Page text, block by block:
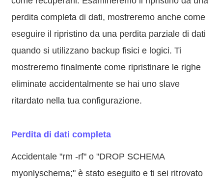
perdita completa di dati, mostreremo anche come
eseguire il ripristino da una perdita parziale di dati
quando si utilizzano backup fisici e logici. Ti
mostreremo finalmente come ripristinare le righe
eliminate accidentalmente se hai uno slave
ritardato nella tua configurazione.
Perdita di dati completa
Accidentale "rm -rf" o "DROP SCHEMA
myonlyschema;" è stato eseguito e ti sei ritrovato